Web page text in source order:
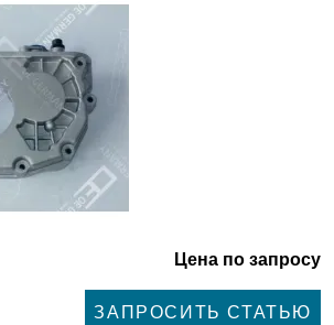
Цена по запросу
ЗАПРОСИТЬ СТАТЬЮ